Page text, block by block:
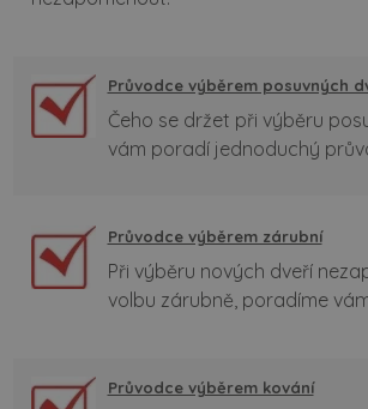
Průvodce výběrem posuvných
Čeho se držet při výběru
vám poradí jednoduchý
Průvodce výběrem zárubní
Při výběru nových dveří
volbu zárubně, poradíme
Průvodce výběrem kování